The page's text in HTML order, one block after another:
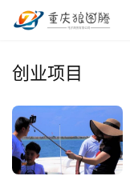
创业项目